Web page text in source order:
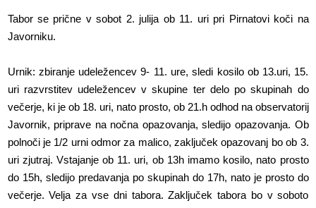
Tabor se prične v sobot 2. julija ob 11. uri pri Pirnatovi koči na
Javorniku.
Urnik: zbiranje udeležencev 9- 11. ure, sledi kosilo ob 13.uri, 15.
uri razvrstitev udeležencev v skupine ter delo po skupinah do
večerje, ki je ob 18. uri, nato prosto, ob 21.h odhod na observatorij
Javornik, priprave na nočna opazovanja, sledijo opazovanja. Ob
polnoči je 1/2 urni odmor za malico, zaključek opazovanj bo ob 3.
uri zjutraj. Vstajanje ob 11. uri, ob 13h imamo kosilo, nato prosto
do 15h, sledijo predavanja po skupinah do 17h, nato je prosto do
večerje. Velja za vse dni tabora. Zaključek tabora bo v soboto